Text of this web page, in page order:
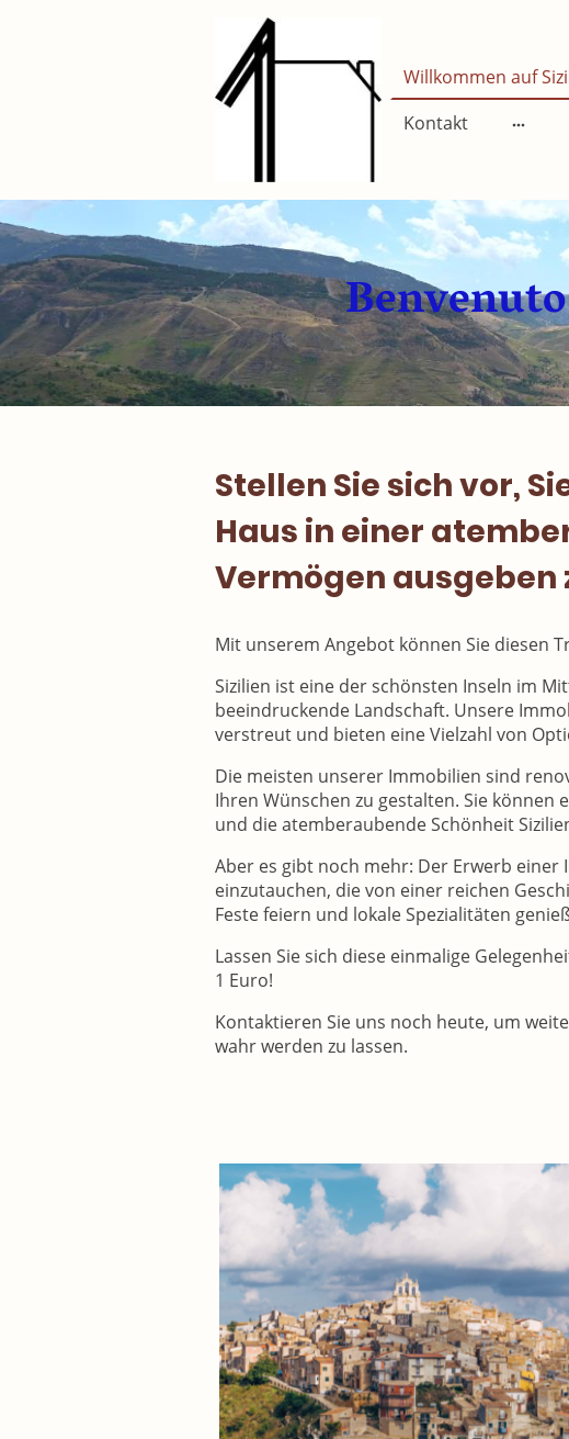
Willkommen auf
Kontakt
Stellen Sie sich vor,
Haus in einer
Vermögen ausgeben
Mit unserem Angebot können Sie diesen
Sizilien ist eine der schönsten Inseln im
beeindruckende Landschaft. Unsere
verstreut und bieten eine Vielzahl von
Die meisten unserer Immobilien sind
Ihren Wünschen zu gestalten. Sie
und die atemberaubende Schönheit
Aber es gibt noch mehr: Der Erwerb
einzutauchen, die von einer reichen
Feste feiern und lokale Spezialitäten
Lassen Sie sich diese einmalige
1 Euro!
Kontaktieren Sie uns noch heute, um
wahr werden zu lassen.